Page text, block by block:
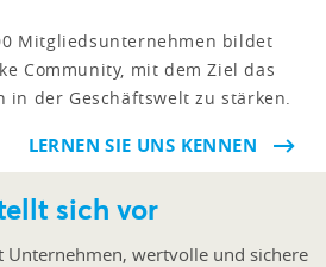
Mitgliedsunternehmen bildet
Community, mit dem Ziel das
in der Geschäftswelt zu stärken.
LERNEN SIE UNS KENNEN
sich vor
wertvolle und sichere